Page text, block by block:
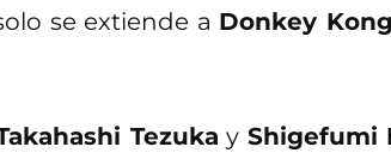
se extiende a Donkey Kong
Tezuka y Shigefumi